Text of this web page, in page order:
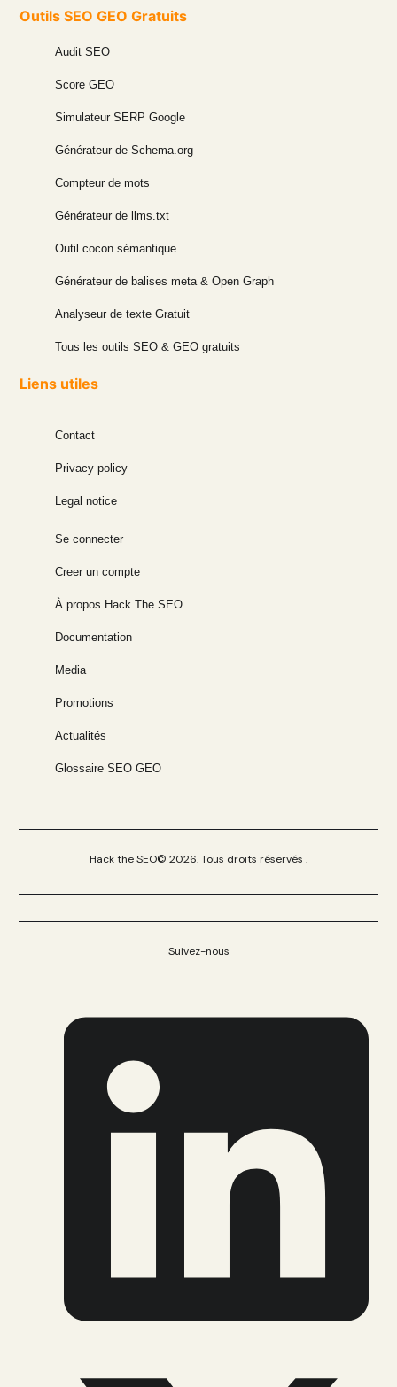
Outils SEO GEO Gratuits
Audit SEO
Score GEO
Simulateur SERP Google
Générateur de Schema.org
Compteur de mots
Générateur de llms.txt
Outil cocon sémantique
Générateur de balises meta & Open Graph
Analyseur de texte Gratuit
Tous les outils SEO & GEO gratuits
Liens utiles
Contact
Privacy policy
Legal notice
Se connecter
Creer un compte
À propos Hack The SEO
Documentation
Media
Promotions
Actualités
Glossaire SEO GEO
Hack the SEO© 2026. Tous droits réservés .
Suivez-nous